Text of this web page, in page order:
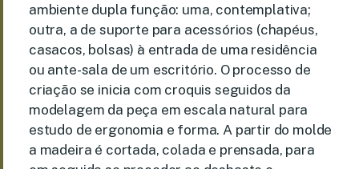
ambiente dupla função: uma, contemplativa;
outra, a de suporte para acessórios (chapéus,
casacos, bolsas) à entrada de uma residência
ou ante-sala de um escritório. O processo de
criação se inicia com croquis seguidos da
modelagem da peça em escala natural para
estudo de ergonomia e forma. A partir do molde
a madeira é cortada, colada e prensada, para